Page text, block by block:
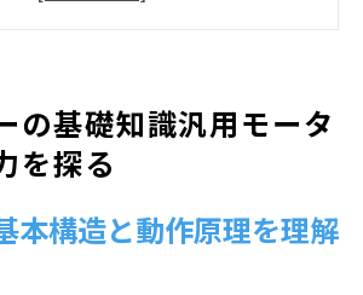
ターが持つ多様な用途の可能性
術革新による汎用モーターの進
ターが現代社会で求められる理
の基礎知識汎用モータ
を探る
本構造と動作原理を理解